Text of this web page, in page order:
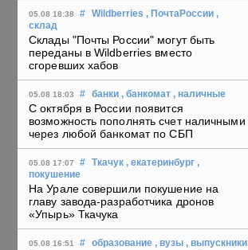
05.08 18:38 # Wildberries , ПочтаРоссии ,
склад
Склады "Почты России" могут быть
переданы в Wildberries вместо
сгоревших хабов
05.08 18:03 # банки , банкомат , наличные
С октября в России появится
возможность пополнять счет наличными
через любой банкомат по СБП
05.08 17:07 # Ткачук , екатеринбург ,
покушение
На Урале совершили покушение на
главу завода-разработчика дронов
«Упырь» Ткачука
05.08 16:51 # образование , вузы , выпускники